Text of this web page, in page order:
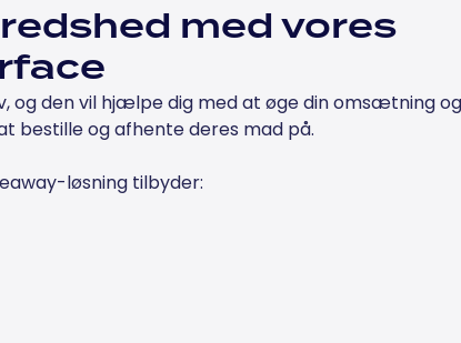
med vores
og den vil hjælpe dig med at øge din omsætning og
bestille og afhente deres mad på.
løsning tilbyder: